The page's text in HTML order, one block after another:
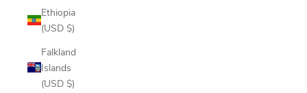
Ethiopia
(USD $)
Falkland
Islands
(USD $)